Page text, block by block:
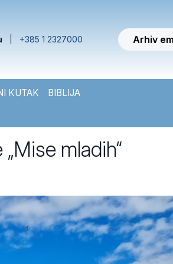
+385 1 2327000 Arhiv
KUTAK
BIBLIJA
mladih“